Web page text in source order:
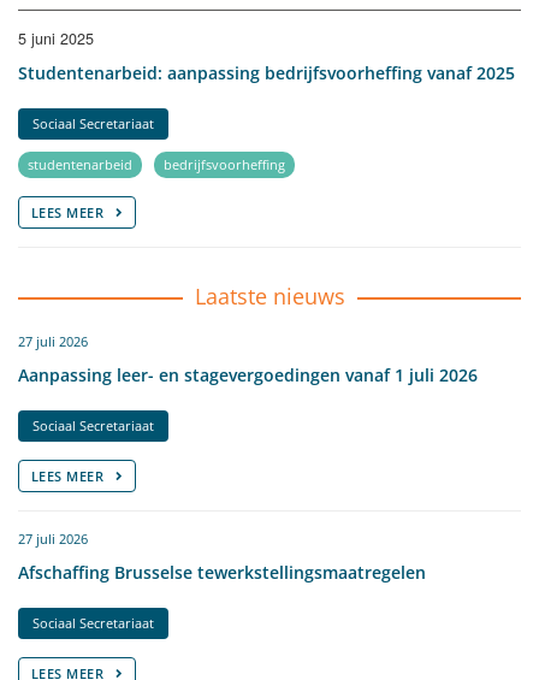
5 juni 2025
Studentenarbeid: aanpassing bedrijfsvoorheffing vanaf 2025
Sociaal Secretariaat
studentenarbeid bedrijfsvoorheffing
LEES MEER
Laatste nieuws
27 juli 2026
Aanpassing leer- en stagevergoedingen vanaf 1 juli 2026
Sociaal Secretariaat
LEES MEER
27 juli 2026
Afschaffing Brusselse tewerkstellingsmaatregelen
Sociaal Secretariaat
LEES MEER